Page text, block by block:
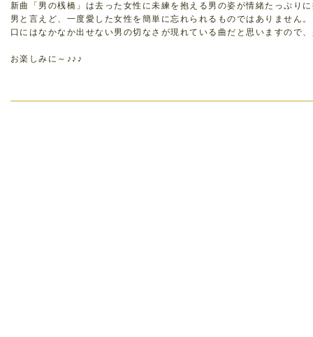
新曲「男の桟橋」は去った女性に未練を抱える男の姿が情緒たっぷり
男と言えど、一度愛した女性を簡単に忘れられるものではありません。
口にはなかなか出せない男の切なさが現れている曲だと思いますので
お楽しみに～♪♪♪